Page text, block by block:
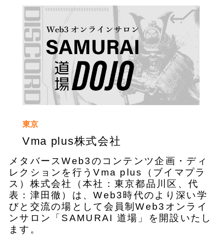
東京
Vma plus株式会社
メタバースWeb3のコンテンツ企画・ディ
レクションを行うVma plus（ブイマプラ
ス）株式会社（本社：東京都品川区、代
表：津田徹）は、Web3時代のより深い学
びと交流の場として会員制Web3オンライ
ンサロン「SAMURAI 道場」を開設いたし
ます。